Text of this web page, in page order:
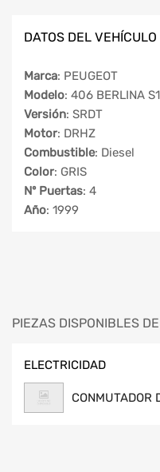
DATOS DEL VEHÍCULO
Marca: PEUGEOT
Modelo: 406 BERLINA
Versión: SRDT
Motor: DRHZ
Combustible: Diesel
Color: GRIS
Nº Puertas: 4
Año: 1999
PIEZAS DISPONIBLES
ELECTRICIDAD
CONMUTADOR